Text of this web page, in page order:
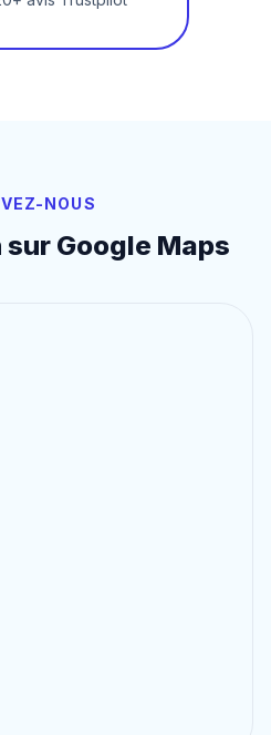
NOUS
Google Maps